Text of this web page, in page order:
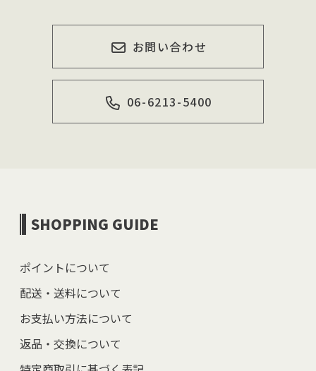
お問い合わせ
06-6213-5400
SHOPPING GUIDE
ポイントについて
配送・送料について
お支払い方法について
返品・交換について